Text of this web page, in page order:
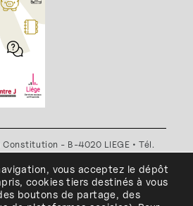
- B-4020 LIEGE • Tél.
de confidentialité•Politique de
•Conditions générales
Luc Liège est membre du
vous acceptez le dépôt
cookiestiers destinés à vous
boutons de partage, des